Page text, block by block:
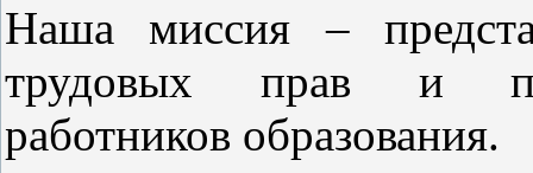
Наша миссия –
трудовых прав и
работников образования.